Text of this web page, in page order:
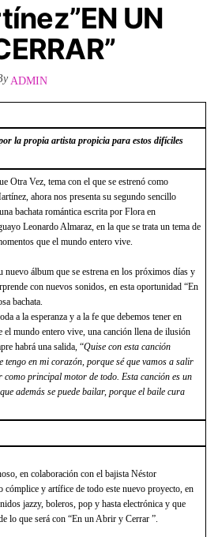
UN
ADMIN
la propia artista propicia para estos difíciles
Otra Vez, tema con el que se estrenó como
ahora nos presenta su segundo sencillo
bachata romántica escrita por Flora en
Leonardo Almaraz, en la que se trata un tema de
que el mundo entero vive.
nuevo álbum que se estrena en los próximos días y
con nuevos sonidos, en esta oportunidad “En
bachata.
a la esperanza y a la fe que debemos tener en
el mundo entero vive, una canción llena de ilusión
habrá una salida, “Quise con esta canción
tengo en mi corazón, porque sé que vamos a salir
principal motor de todo. Esta canción es un
además se puede bailar, porque el baile cura
en colaboración con el bajista Néstor
cómplice y artífice de todo este nuevo proyecto, en
jazzy, boleros, pop y hasta electrónica y que
lo que será con “En un Abrir y Cerrar ”.